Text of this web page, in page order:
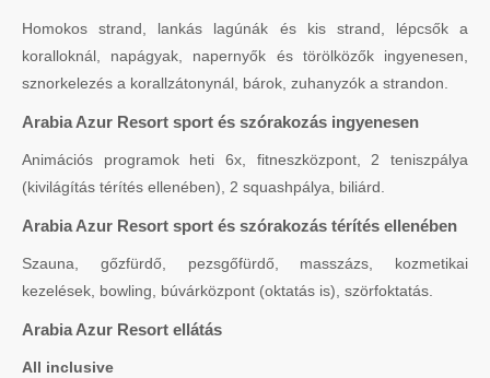
Homokos strand, lankás lagúnák és kis strand, lépcsők a
koralloknál, napágyak, napernyők és törölközők ingyenesen,
sznorkelezés a korallzátonynál, bárok, zuhanyzók a strandon.
Arabia Azur Resort sport és szórakozás ingyenesen
Animációs programok heti 6x, fitneszközpont, 2 teniszpálya
(kivilágítás térítés ellenében), 2 squashpálya, biliárd.
Arabia Azur Resort sport és szórakozás térítés ellenében
Szauna, gőzfürdő, pezsgőfürdő, masszázs, kozmetikai
kezelések, bowling, búvárközpont (oktatás is), szörfoktatás.
Arabia Azur Resort ellátás
All inclusive